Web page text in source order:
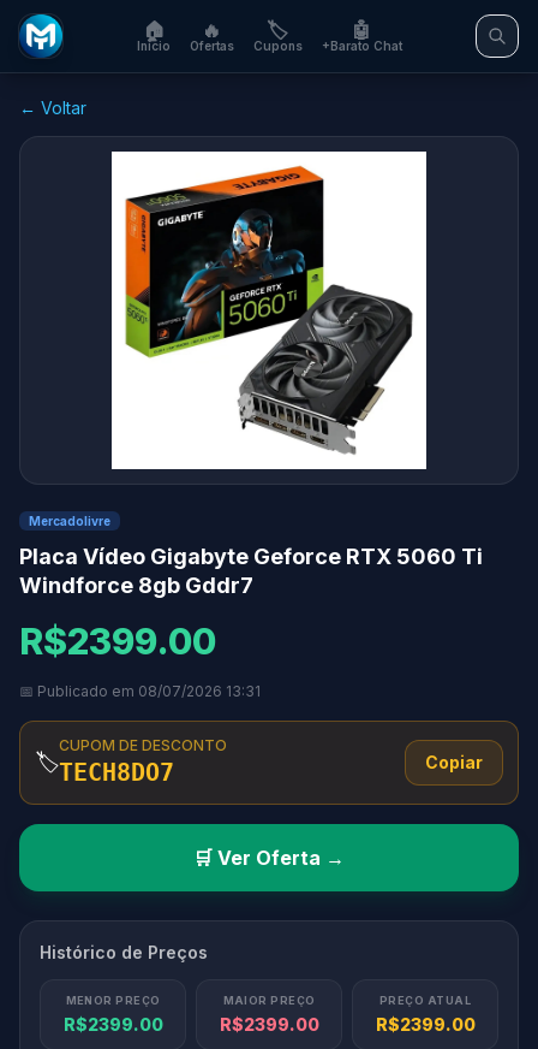
🏠
Início
🔥
Ofertas
🏷️
Cupons
🤖
+Barato Chat
← Voltar
Mercadolivre
Placa Vídeo Gigabyte Geforce RTX 5060 Ti
Windforce 8gb Gddr7
R$2399.00
📅 Publicado em 08/07/2026 13:31
🏷️
CUPOM DE DESCONTO
TECH8DO7 Copiar
🛒 Ver Oferta →
Histórico de Preços
MENOR PREÇO
R$2399.00
MAIOR PREÇO
R$2399.00
PREÇO ATUAL
R$2399.00